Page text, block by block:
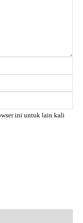
ini untuk lain kali